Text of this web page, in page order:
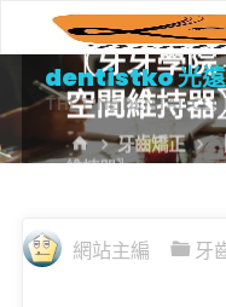
to
content
dentistko 光遠
THE FINE DENTAL
〖牙牙學
空間維持器
HOME牙齒矯正
維持器〗
網站主編 牙